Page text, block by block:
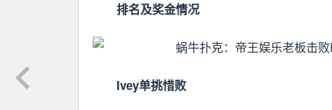
排名及奖金情况
Ivey单挑惜败